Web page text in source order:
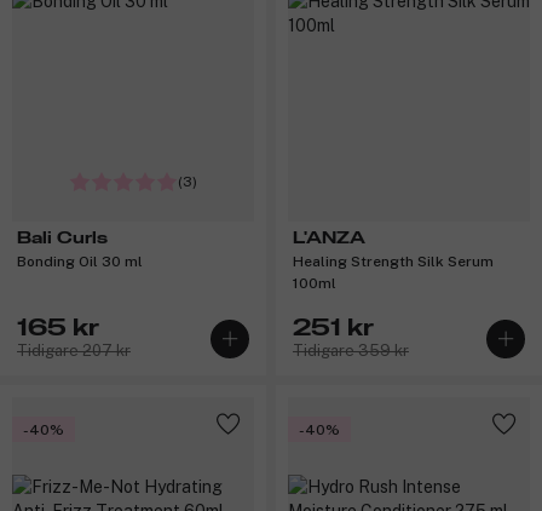
(3)
Bali Curls
Bonding Oil 30 ml
165 kr
Tidigare 207 kr
L'ANZA
Healing Strength Silk Serum
100ml
251 kr
Tidigare 359 kr
-40% -40%